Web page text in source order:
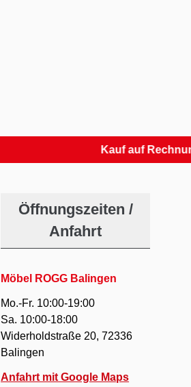
Kauf auf Rechnung
Öffnungszeiten /
Anfahrt
Möbel ROGG Balingen
Mo.-Fr. 10:00-19:00
Sa. 10:00-18:00
Widerholdstraße 20, 72336
Balingen
Anfahrt mit Google Maps